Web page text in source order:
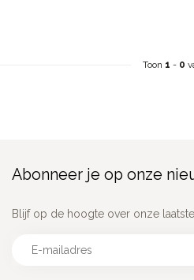
Toon 1 - 0
Abonneer je op onze
Blijf op de hoogte over onze